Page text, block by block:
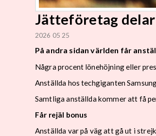
Jätteföretag
2026 05 25
På andra sidan världen får
Några procent lönehöjning eller
Anställda hos techgiganten
Samtliga anställda kommer att få
Får rejäl bonus
Anställda var på väg att gå ut i